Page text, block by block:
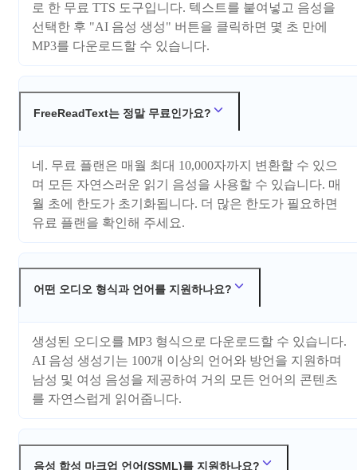
로 한 무료 TTS 도구입니다. 텍스트를 붙여넣고 음성을
선택한 후 "AI 음성 생성" 버튼을 클릭하면 몇 초 만에
MP3를 다운로드할 수 있습니다.
FreeReadText는 정말 무료인가요?
네. 무료 플랜은 매월 최대 10,000자까지 변환할 수 있으
며 모든 자연스러운 읽기 음성을 사용할 수 있습니다. 매
월 초에 한도가 초기화됩니다. 더 많은 한도가 필요하면
유료 플랜을 확인해 주세요.
어떤 오디오 형식과 언어를 지원하나요?
생성된 오디오를 MP3 형식으로 다운로드할 수 있습니다.
AI 음성 생성기는 100개 이상의 언어와 방언을 지원하며
남성 및 여성 음성을 제공하여 거의 모든 언어의 콘텐츠
를 자연스럽게 읽어줍니다.
음성 합성 마크업 언어(SSML)를 지원하나요?